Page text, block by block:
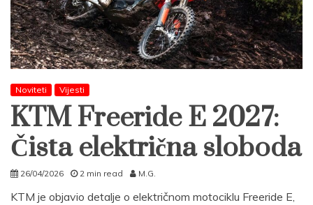
Noviteti Vijesti
KTM Freeride E 2027:
Čista električna sloboda
26/04/2026 2 min read M.G.
KTM je objavio detalje o električnom motociklu Freeride E,